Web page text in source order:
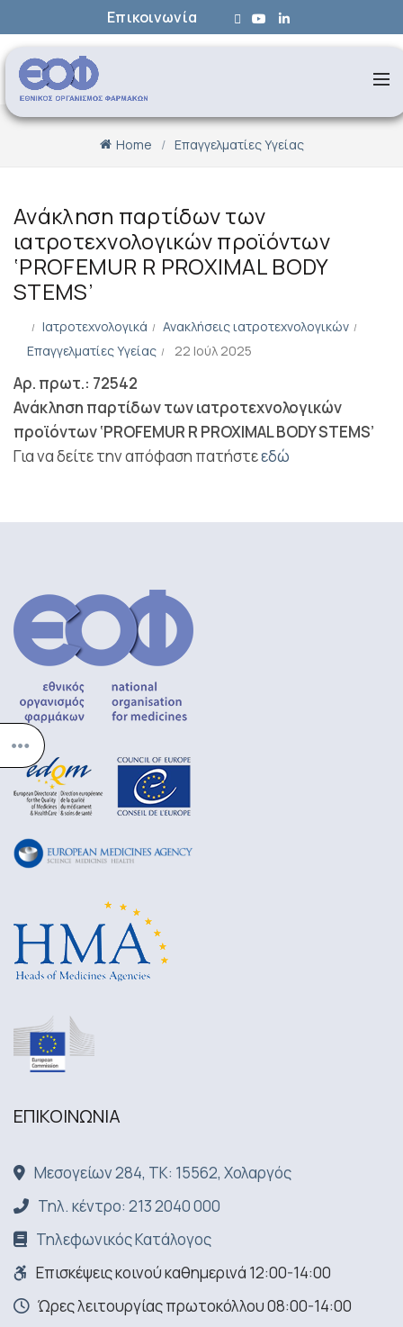
Επικοινωνία
Home Επαγγελματίες Υγείας
Ανάκληση παρτίδων των
ιατροτεχνολογικών προϊόντων
‘PROFEMUR R PROXIMAL BODY
STEMS’
Ιατροτεχνολογικά
Ανακλήσεις ιατροτεχνολογικών
Επαγγελματίες Υγείας
22 Ιούλ 2025
Αρ. πρωτ.: 72542
Ανάκληση παρτίδων των ιατροτεχνολογικών
προϊόντων ‘PROFEMUR R PROXIMAL BODY STEMS’
Για να δείτε την απόφαση πατήστεεδώ
ΕΠΙΚΟΙΝΩΝΙA
Μεσογείων 284, ΤΚ: 15562, Χολαργός
Τηλ. κέντρο: 213 2040 000
Τηλεφωνικός Κατάλογος
Επισκέψεις κοινού καθημερινά 12:00-14:00
Ώρες λειτουργίας πρωτοκόλλου 08:00-14:00